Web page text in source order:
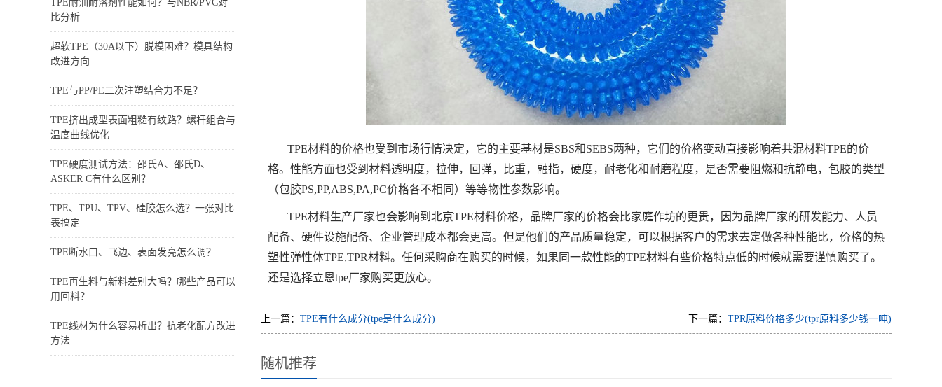
TPE耐油耐溶剂性能如何？与NBR/PVC对
比分析
超软TPE（30A以下）脱模困难？模具结构
改进方向
TPE与PP/PE二次注塑结合力不足？
TPE挤出成型表面粗糙有纹路？螺杆组合与
温度曲线优化
TPE硬度测试方法：邵氏A、邵氏D、
ASKER C有什么区别？
TPE、TPU、TPV、硅胶怎么选？一张对比
表搞定
TPE断水口、飞边、表面发亮怎么调？
TPE再生料与新料差别大吗？哪些产品可以
用回料？
TPE线材为什么容易析出？抗老化配方改进
方法
TPE材料的价格也受到市场行情决定，它的主要基材是SBS和SEBS两种，它们的价格变动直接影响着共混材料TPE的价
格。性能方面也受到材料透明度，拉伸，回弹，比重，融指，硬度，耐老化和耐磨程度，是否需要阻燃和抗静电，包胶的类型
（包胶PS,PP,ABS,PA,PC价格各不相同）等等物性参数影响。
TPE材料生产厂家也会影响到北京TPE材料价格，品牌厂家的价格会比家庭作坊的更贵，因为品牌厂家的研发能力、人员
配备、硬件设施配备、企业管理成本都会更高。但是他们的产品质量稳定，可以根据客户的需求去定做各种性能比，价格的热
塑性弹性体TPE,TPR材料。任何采购商在购买的时候，如果同一款性能的TPE材料有些价格特点低的时候就需要谨慎购买了。
还是选择立恩tpe厂家购买更放心。
上一篇： TPE有什么成分(tpe是什么成分) 下一篇： TPR原料价格多少(tpr原料多少钱一吨)
随机推荐